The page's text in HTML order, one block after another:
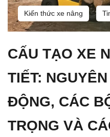
Kiến thức xe nâng
CẤU TẠO XE
TIẾT:
ĐỘNG, CÁC
TRỌNG VÀ